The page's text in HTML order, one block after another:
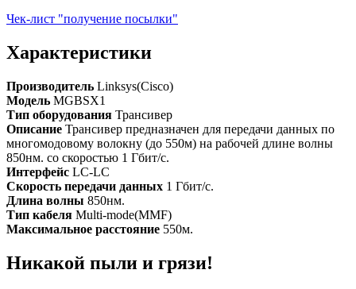
Чек-лист "получение посылки"
Характеристики
Производитель Linksys(Cisco)
Модель MGBSX1
Тип оборудования Трансивер
Описание Трансивер предназначен для передачи данных по
многомодовому волокну (до 550м) на рабочей длине волны
850нм. со скоростью 1 Гбит/с.
Интерфейс LC-LC
Скорость передачи данных 1 Гбит/с.
Длина волны 850нм.
Тип кабеля Multi-mode(MMF)
Максимальное расстояние 550м.
Никакой пыли и грязи!